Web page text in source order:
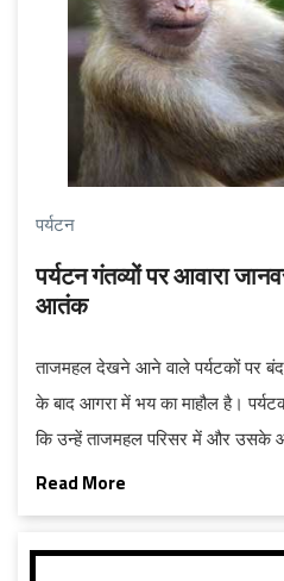
पर्यटन
पर्यटन गंतव्यों पर आवारा
आतंक
ताजमहल देखने आने वाले पर्यटकों पर
के बाद आगरा में भय का माहौल है।
कि उन्हें ताजमहल परिसर में और उसके
हमलों के प्रति सतर्क रहने की चेतावनी दी
Read More